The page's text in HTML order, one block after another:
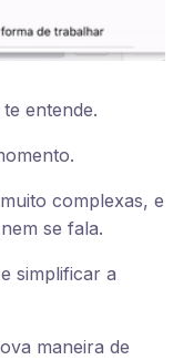
entende.
complexas, e
se fala.
simplificar a
maneira de